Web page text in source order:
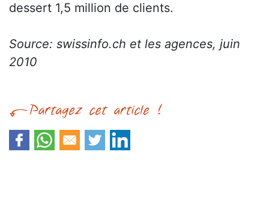
dessert 1,5 million de clients.
Source: swissinfo.ch et les agences, juin
2010